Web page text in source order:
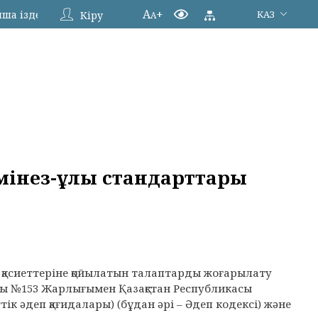
Кіру AA+ КАЗ
құлық стандарттары
қойылатын талаптарды жоғарылату
№153 Жарлығымен Қазақстан Республикасы
әдеп қағидалары) (бұдан әрі – Әдеп кодексі) және